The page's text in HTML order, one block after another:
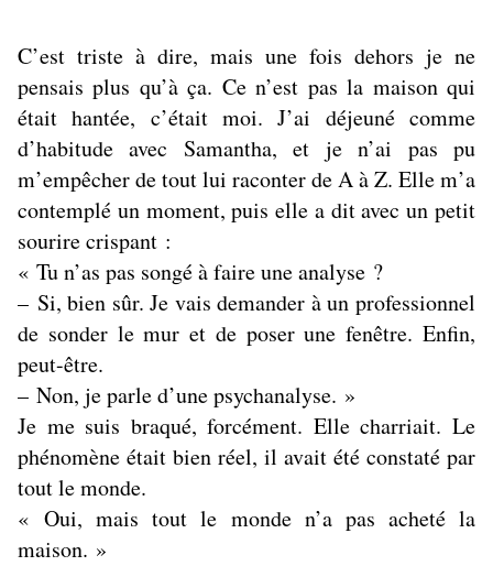
C’est triste à dire, mais une fois dehors je ne
pensais plus qu’à ça. Ce n’est pas la maison qui
était hantée, c’était moi. J’ai déjeuné comme
d’habitude avec Samantha, et je n’ai pas pu
m’empêcher de tout lui raconter de A à Z. Elle m’a
contemplé un moment, puis elle a dit avec un petit
sourire crispant :
« Tu n’as pas songé à faire une analyse ?
– Si, bien sûr. Je vais demander à un professionnel
de sonder le mur et de poser une fenêtre. Enfin,
peut-être.
– Non, je parle d’une psychanalyse. »
Je me suis braqué, forcément. Elle charriait. Le
phénomène était bien réel, il avait été constaté par
tout le monde.
« Oui, mais tout le monde n’a pas acheté la
maison. »